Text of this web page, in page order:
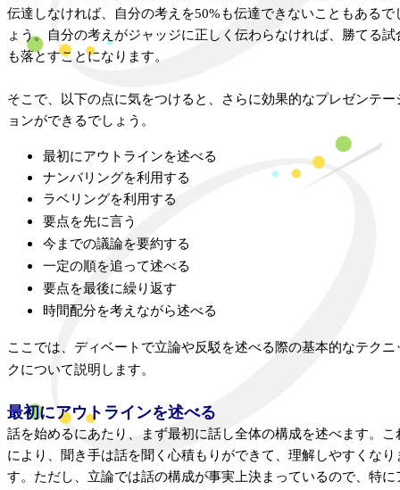
伝達しなければ、自分の考えを50%も伝達できないこともあるで
ょう。自分の考えがジャッジに正しく伝わらなければ、勝てる試
も落とすことになります。
そこで、以下の点に気をつけると、さらに効果的なプレゼンテー
ョンができるでしょう。
最初にアウトラインを述べる
ナンバリングを利用する
ラベリングを利用する
要点を先に言う
今までの議論を要約する
一定の順を追って述べる
要点を最後に繰り返す
時間配分を考えながら述べる
ここでは、ディベートで立論や反駁を述べる際の基本的なテクニ
クについて説明します。
最初にアウトラインを述べる
話を始めるにあたり、まず最初に話し全体の構成を述べます。こ
により、聞き手は話を聞く心積もりができて、理解しやすくなり
す。ただし、立論では話の構成が事実上決まっているので、特に